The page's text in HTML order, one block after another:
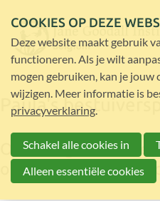
Paula's
Onze stagiaire
om bestuivers te
COOKIES OP DEZE
Deze website maakt gebruik
functioneren. Als je wilt
mogen gebruiken, kan je
wijzigen. Meer informatie is
privacyverklaring.
Schakel alle cookies in
Alleen essentiële cookies